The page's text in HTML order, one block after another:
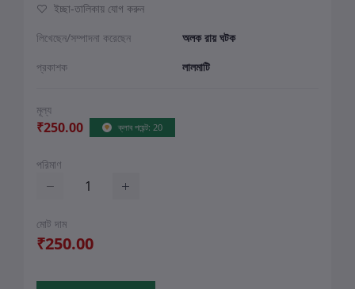
ইচ্ছা-তালিকায় যোগ করুন
লিখেছেন/সম্পাদনা করেছেন
অলক রায় ঘটক
প্রকাশক
লালমাটি
মূল্য
₹250.00 ক্লাব পয়েন্ট: 20
পরিমাণ
মোট দাম
₹250.00